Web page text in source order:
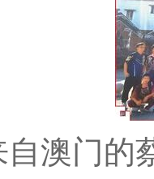
自澳门的